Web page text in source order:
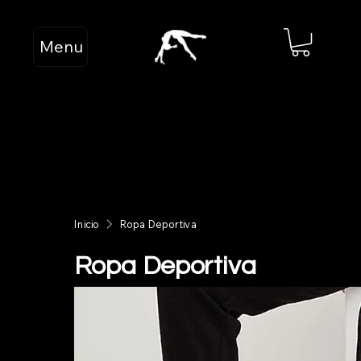
Menu
Inicio Ropa Deportiva
Ropa Deportiva